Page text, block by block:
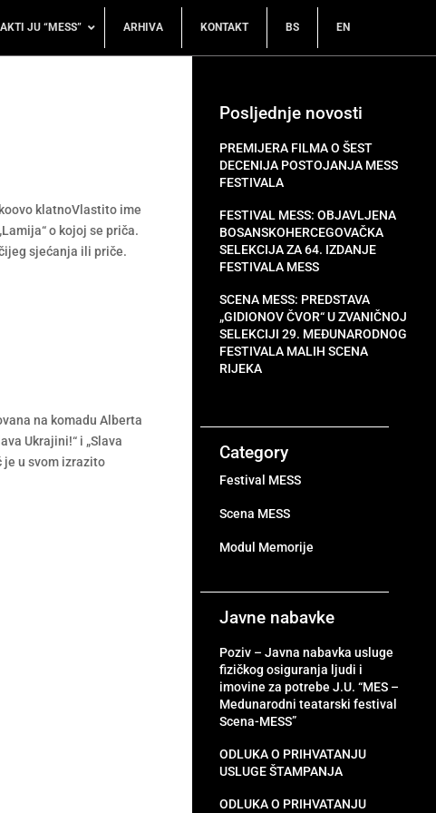
AKTI JU “MESS” ARHIVA KONTAKT BS EN
klatnoVlastito ime
o kojoj se priča.
sjećanja ili priče.
na komadu Alberta
Ukrajini!“ i „Slava
je u svom izrazito
Posljednje novosti
PREMIJERA FILMA O ŠEST
DECENIJA POSTOJANJA MESS
FESTIVALA
FESTIVAL MESS: OBJAVLJENA
BOSANSKOHERCEGOVAČKA
SELEKCIJA ZA 64. IZDANJE
FESTIVALA MESS
SCENA MESS: PREDSTAVA
„GIDIONOV ČVOR“ U ZVANIČNOJ
SELEKCIJI 29. MEĐUNARODNOG
FESTIVALA MALIH SCENA
RIJEKA
Category
Festival MESS
Scena MESS
Modul Memorije
Javne nabavke
Poziv – Javna nabavka usluge
fizičkog osiguranja ljudi i
imovine za potrebe J.U. “MES –
Medunarodni teatarski festival
Scena-MESS”
ODLUKA O PRIHVATANJU
USLUGE ŠTAMPANJA
ODLUKA O PRIHVATANJU